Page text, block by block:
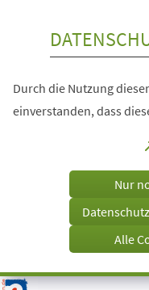
Visuelle
Durch die Nutzung
einverstanden, dass
Nur
Alle